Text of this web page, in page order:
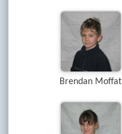
Brendan Moffat